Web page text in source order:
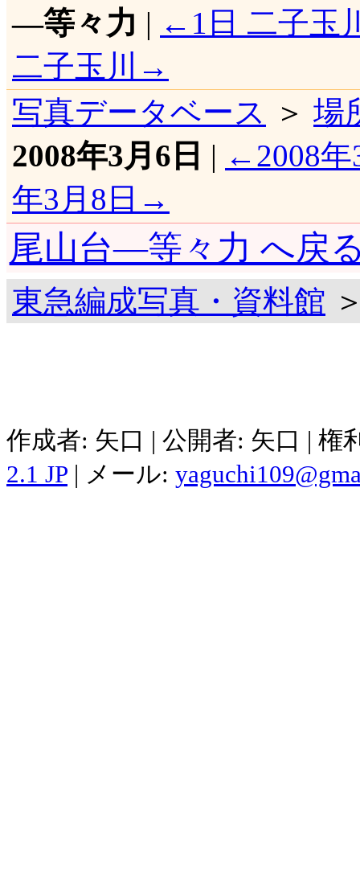
―等々力 | ←1日 二子玉
二子玉川→
写真データベース
＞ 場
2008年3月6日 | ←2008年
年3月8日→
尾山台―等々力 へ戻
東急編成写真・資料館
作成者: 矢口 | 公開者: 矢口 |
2.1 JP | メール: